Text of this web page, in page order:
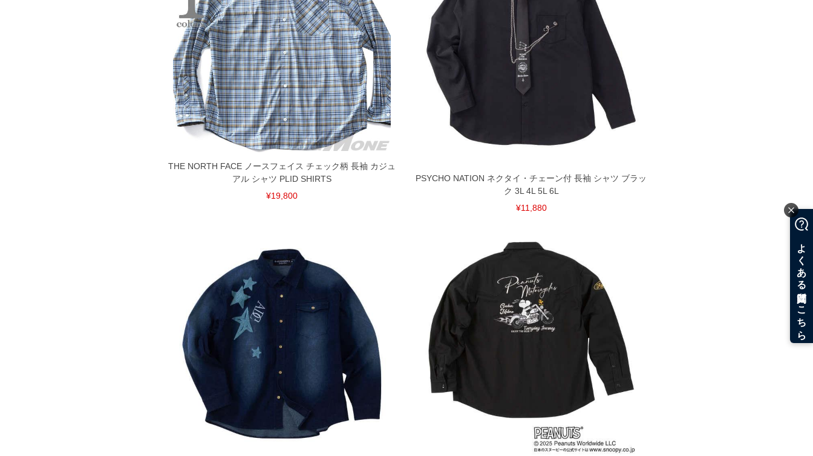
商品付属タグの記載もご確認下さい。
※当店での掲載商品は、実店鋪と在庫を共用しておりますので店頭での売り違い、店舗からのお取り
寄せ等により、お客様にご迷惑をお掛けしてしまう場合がございます。そのようなことがない様最大
限に努めておりますが、もしあった場合速やかにご連絡させて頂きますので予めご了承ください。
※【ボトムの裾上げをご希望の場合】
裾上げ料金は500円+税となります。
備考欄に股下●cmとご記入下さい。（裾上げ無料対象商品は1本につき税込6,000円以上の品が対象。
1本5,999円以下の商品は有料（500円+税）となります。）
出荷まで約1週間～20日間程お時間を頂く場合がございます。
尚、裾上げした商品は返品・交換不可となりますので、予めご了承下さい。
一部、お直しに対応出来ない商品がございます。(例：裾にファスナーや調節ひもが付いている、極
端なデザインが施されている等)
※【返品交換について】
返品交換希望の方は、商品到着後1週間以内にご連絡ください。
THE NORTH FACE ノースフェイス チェック柄 長袖 カジュ
アル シャツ PLID SHIRTS
¥19,800
PSYCHO NATION ネクタイ・チェーン付 長袖 シャツ ブラッ
ク 3L 4L 5L 6L
¥11,880